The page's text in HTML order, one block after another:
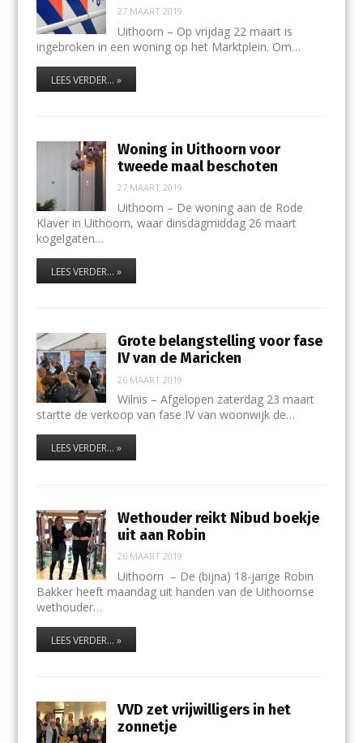
27 MAART 2019
Uithoorn – Op vrijdag 22 maart is
ingebroken in een woning op het Marktplein. Om…
LEES VERDER... »
Woning in Uithoorn voor
tweede maal beschoten
27 MAART 2019
Uithoorn – De woning aan de Rode
Klaver in Uithoorn, waar dinsdagmiddag 26 maart
kogelgaten…
LEES VERDER... »
Grote belangstelling voor fase
IV van de Maricken
26 MAART 2019
Wilnis – Afgelopen zaterdag 23 maart
startte de verkoop van fase IV van woonwijk de…
LEES VERDER... »
Wethouder reikt Nibud boekje
uit aan Robin
26 MAART 2019
Uithoorn – De (bijna) 18-jarige Robin
Bakker heeft maandag uit handen van de Uithoornse
wethouder…
LEES VERDER... »
VVD zet vrijwilligers in het
zonnetje